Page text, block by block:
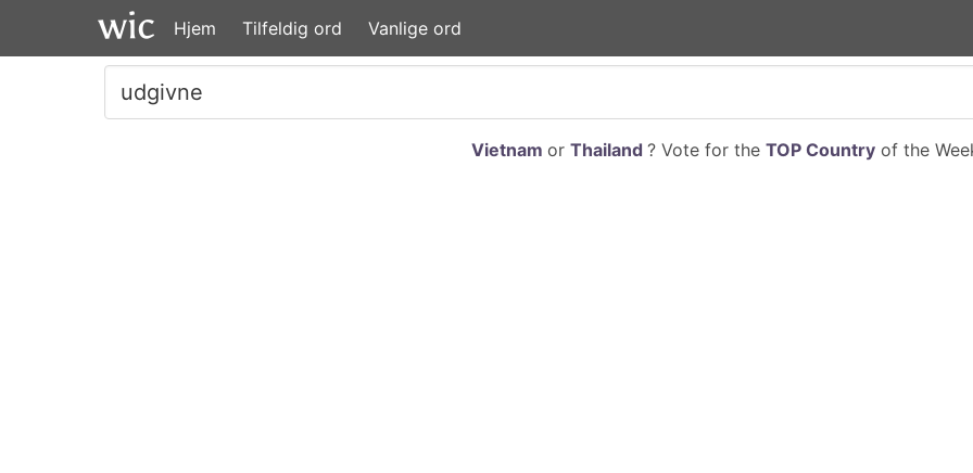
Hjem Tilfeldig ord Vanlige ord
Vietnam or Thailand ? Vote for the TOP Countryof the